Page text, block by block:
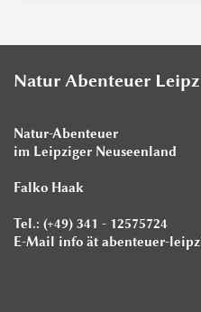
Natur Abenteuer
Natur-Abenteuer
im Leipziger Neuseenland
Falko Haak
Tel.: (+49) 341 - 12575724
E-Mail info ät abenteuer-